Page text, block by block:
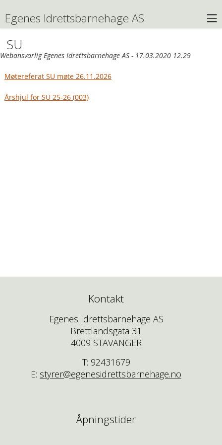
Egenes Idrettsbarnehage AS
SU
Webansvarlig Egenes Idrettsbarnehage AS - 17.03.2020 12.29
Møtereferat SU møte 26.11.2026
Årshjul for SU 25-26 (003)
Kontakt
Egenes Idrettsbarnehage AS
Brettlandsgata 31
4009 STAVANGER
T: 92431679
E: styrer@egenesidrettsbarnehage.no
Åpningstider